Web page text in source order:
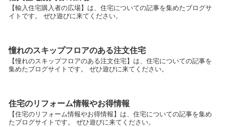
【輸入住宅購入者の広場】は、住宅についての記事を集めたブログサ
イトです。 ぜひ遊びに来てください。
憧れのスキップフロアのある注文住宅
【憧れのスキップフロアのある注文住宅】は、住宅についての記事を
集めたブログサイトです。 ぜひ遊びに来てください。
住宅のリフォーム情報やお得情報
【住宅のリフォーム情報やお得情報】は、住宅についての記事を集め
たブログサイトです。 ぜひ遊びに来てください。